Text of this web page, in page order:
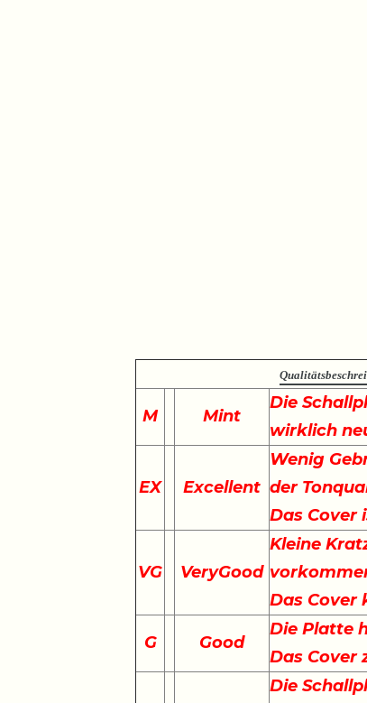
M Mint
Die
wirklich
EX Excellent
Wenig
der
Das Cover
VG VeryGood
Kleine
Das Cover
G Good
Die Platte
Das Cover
Die